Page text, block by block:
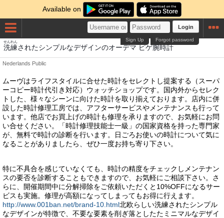
Available on
Login
Forgot password
Sign Up
洗練
せんれん
されたシンプルなデザインのオーデマ ピゲ腕時計
うでどけい
Nederlands Public
ムーヴはライフスタイルに合せた時計をセレクトし提案する（スーパ
ーコピー時計代引き対応）ウォッチショップです。国内外からセレク
トした、様々なシーンに向けた時計を取り揃えております。店内に併
設した時計修理工房では、アフターサービスやメンテナンスも行って
います。他店でお買上げの時計も修理を承りますので、お気軽にお問
い合せください。「時計修理技能士一級」の国家資格を持った専門家
が、無料で時計の診断を行います。日ごろお使いの時計について気に
なることがありましたら、ぜひ一度お持ち寄り下さい。
特に不具合を感じていなくても、時計の精度をチェックしメンテナン
スの要否を診断することもできますので、お気軽にご相談下さい。さ
らに、開催期間中に分解掃除をご依頼いただくと10%OFFになるサー
ビスも実施。修理が高額になってしまってもお得に行えます。
http://www.001ban.net/brand-10.html北欧らしい洗練されたシンプル
なデザインが特徴で、不要な要素を削ぎ落としたたミニマルなデザイ